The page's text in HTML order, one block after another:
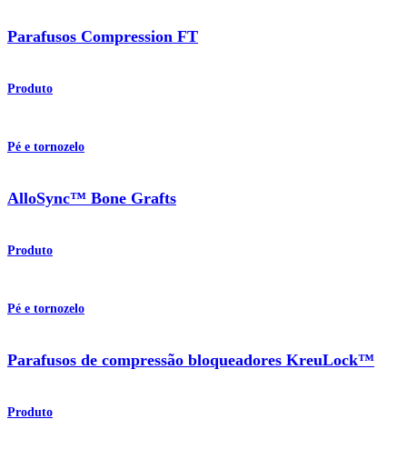
Parafusos Compression FT
Produto
Pé e tornozelo
AlloSync™ Bone Grafts
Produto
Pé e tornozelo
Parafusos de compressão bloqueadores KreuLock™
Produto